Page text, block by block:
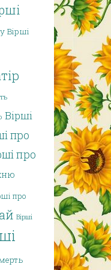
Вірші
Вірші
про
про
про
Вірші